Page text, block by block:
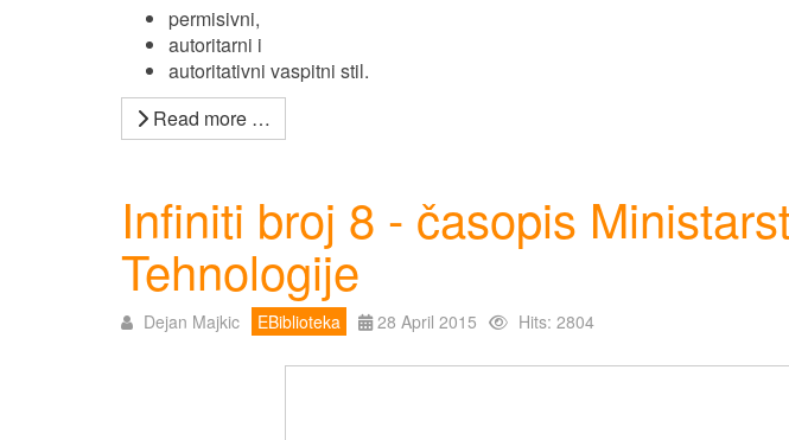
permisivni,
autoritarni i
autoritativni vaspitni stil.
Read more …
Infiniti broj 8 - časopis
Tehnologije
Dejan Majkic EBiblioteka 28 April 2015 Hits: 2804